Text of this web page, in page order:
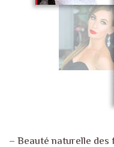
– Beauté naturelle des